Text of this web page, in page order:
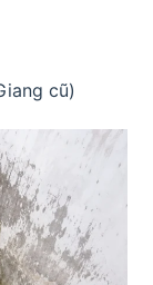
cũ)